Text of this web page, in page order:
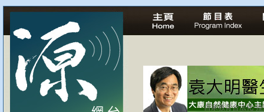
自家教育合法化-